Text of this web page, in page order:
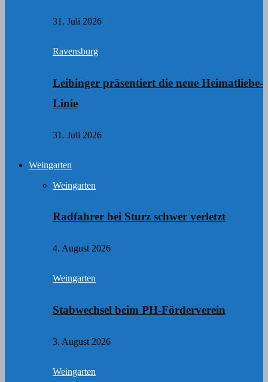
31. Juli 2026
Ravensburg
Leibinger präsentiert die neue Heimatliebe-
Linie
31. Juli 2026
Weingarten
Weingarten
Radfahrer bei Sturz schwer verletzt
4. August 2026
Weingarten
Stabwechsel beim PH-Förderverein
3. August 2026
Weingarten